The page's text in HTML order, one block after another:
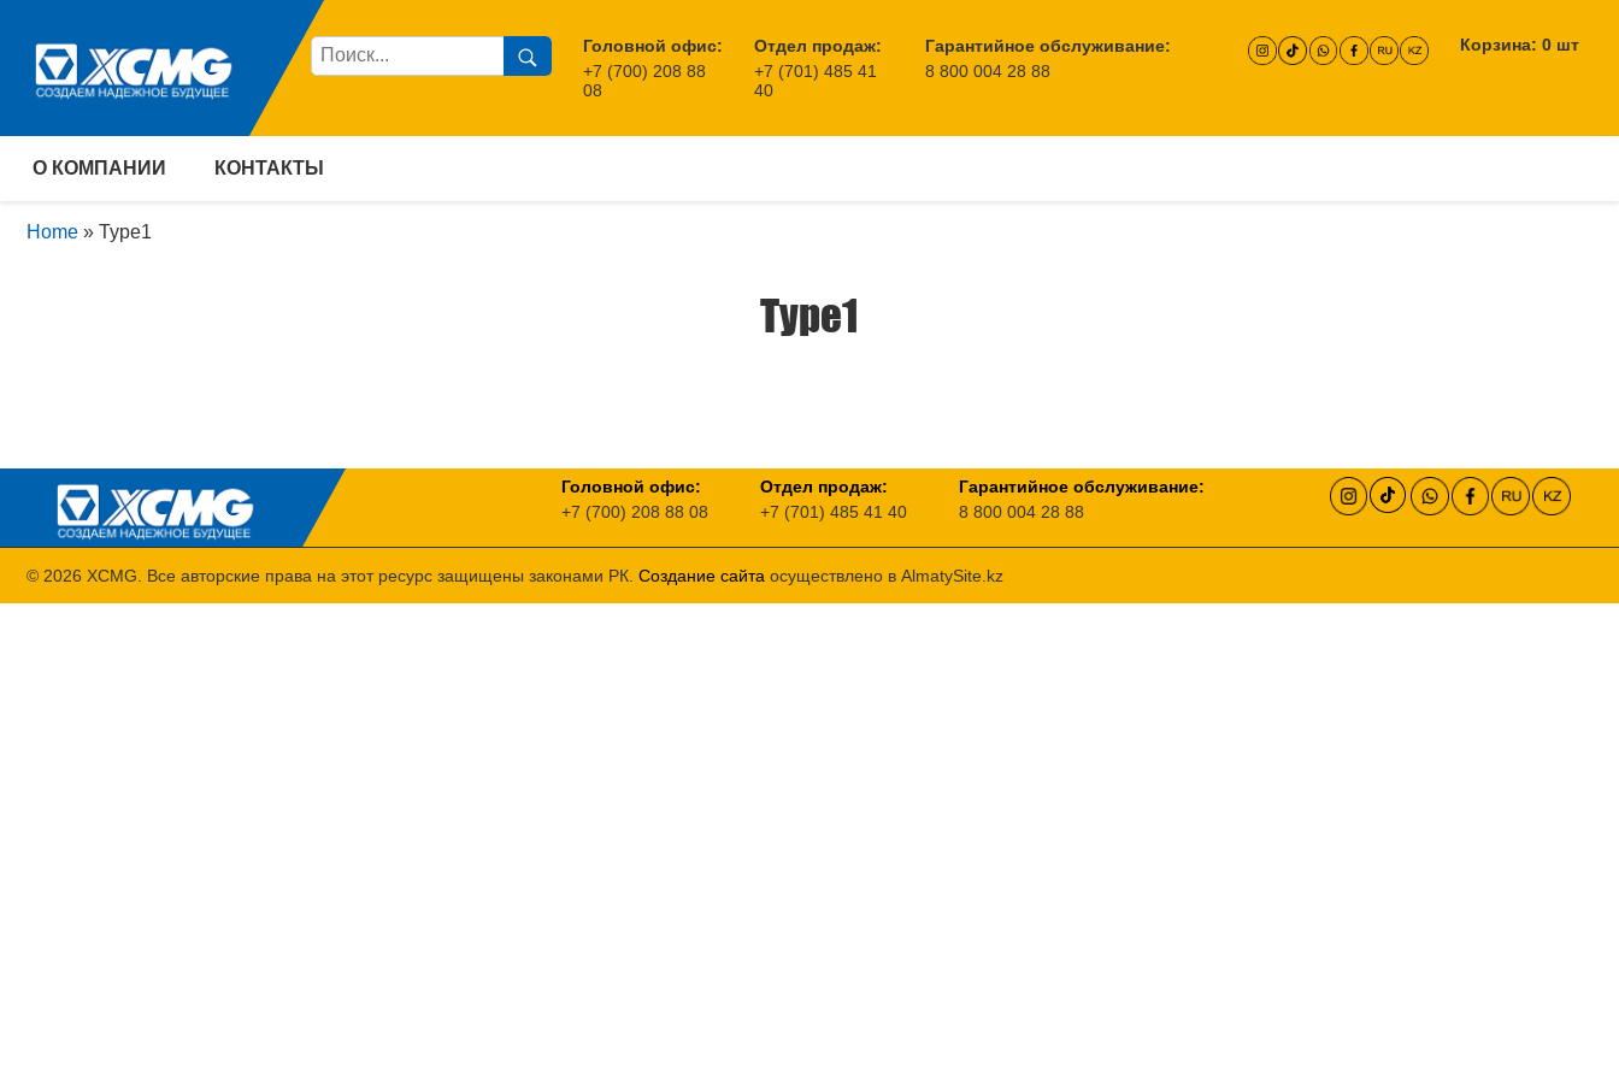
Головной офис:
+7 (700) 208 88
08
Отдел продаж:
+7 (701) 485 41
40
Гарантийное обслуживание:
8 800 004 28 88
Корзина: 0 шт
О КОМПАНИИ КОНТАКТЫ
Home » Type1
Type1
Головной офис:
+7 (700) 208 88 08
Отдел продаж:
+7 (701) 485 41 40
Гарантийное обслуживание:
8 800 004 28 88
© 2026 XCMG. Все авторские права на этот ресурс защищены законами РК. Создание сайта осуществлено в AlmatySite.kz